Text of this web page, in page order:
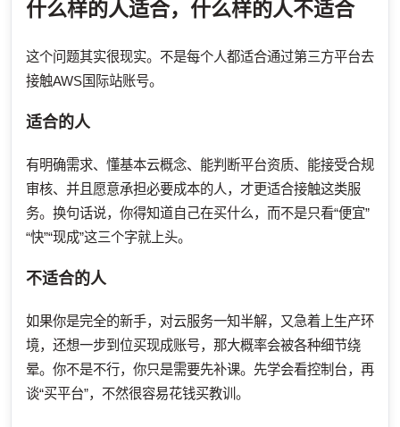
什么样的人适合，什么样的人不适合
这个问题其实很现实。不是每个人都适合通过第三方平台去
接触AWS国际站账号。
适合的人
有明确需求、懂基本云概念、能判断平台资质、能接受合规
审核、并且愿意承担必要成本的人，才更适合接触这类服
务。换句话说，你得知道自己在买什么，而不是只看“便宜”
“快”“现成”这三个字就上头。
不适合的人
如果你是完全的新手，对云服务一知半解，又急着上生产环
境，还想一步到位买现成账号，那大概率会被各种细节绕
晕。你不是不行，你只是需要先补课。先学会看控制台，再
谈“买平台”，不然很容易花钱买教训。